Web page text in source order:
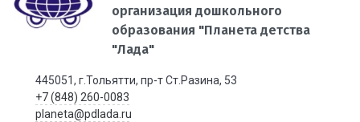
организация дошкольного
образования "Планета детства
"Лада"
445051, г.Тольятти, пр-т Ст.Разина, 53
+7 (848) 260-0083
planeta@pdlada.ru